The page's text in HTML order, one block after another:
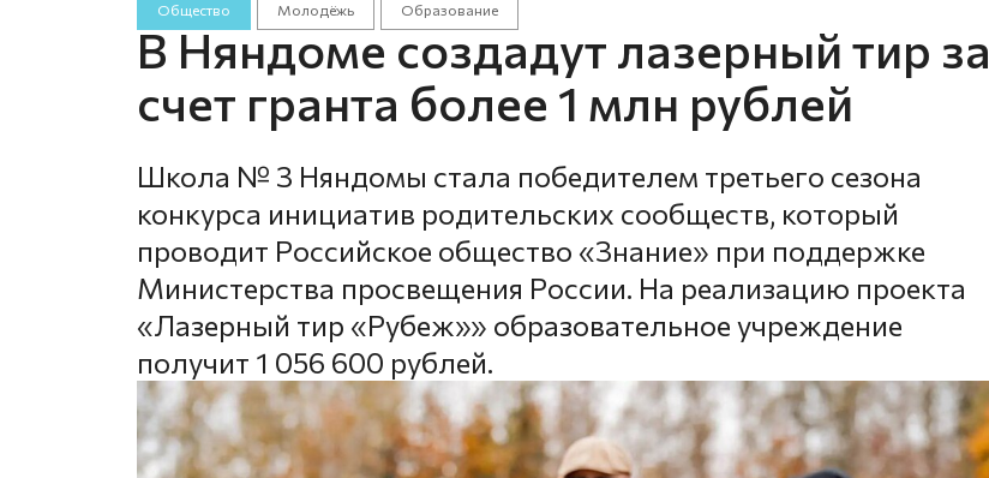
Общество Молодёжь Образование
В Няндоме создадут лазерный тир за
счет гранта более 1 млн рублей
Школа № 3 Няндомы стала победителем третьего сезона
конкурса инициатив родительских сообществ, который
проводит Российское общество «Знание» при поддержке
Министерства просвещения России. На реализацию проекта
«Лазерный тир «Рубеж»» образовательное учреждение
получит 1 056 600 рублей.